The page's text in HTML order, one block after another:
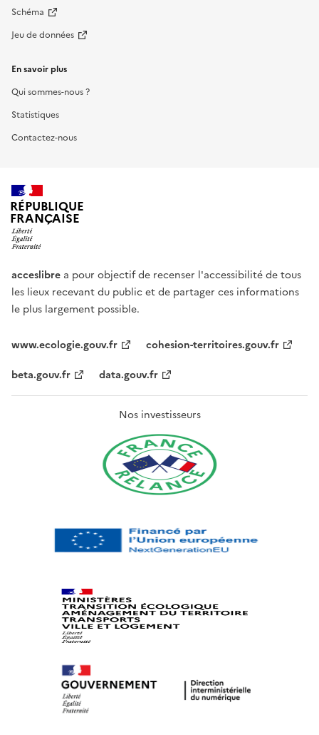
Schéma
Jeu de données
En savoir plus
Qui sommes-nous ?
Statistiques
Contactez-nous
RÉPUBLIQUE
FRANÇAISE
acceslibre a pour objectif de recenser l'accessibilité de tous
les lieux recevant du public et de partager ces informations
le plus largement possible.
www.ecologie.gouv.fr
cohesion-territoires.gouv.fr
beta.gouv.fr
data.gouv.fr
Nos investisseurs